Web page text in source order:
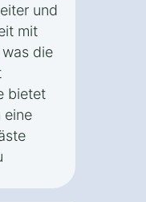
und
mit
die
bietet
eine